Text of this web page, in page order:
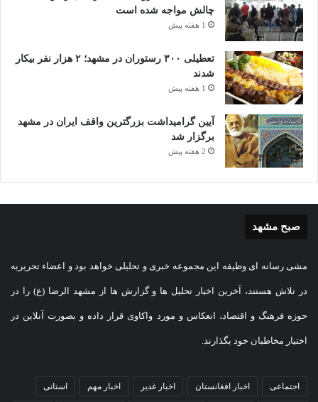
چالش مواجه شده است
1 هفته پیش
تعطیلی ۳۰۰ رستوران در مشهد؛ ۲ هزار نفر بیکار
شدند
1 هفته پیش
آیین گرامیداشت بزرگترین واقف ایران در مشهد
برگزار شد
2 هفته پیش
صبح مشهد
مشی رسانه ای وظیفه این مجموعه خبری و تحلیلی خواهد بود و اعضاء تحریریه
در تلاش هستند، آخرین اخبار تحلیل ها و گزارش ها از مشهد الرضا (ع) را در
حوزه فرهنگ و اقتصاد، انعکاس و مورد واکاوی قرار داده و بصورت آنلاین در
اختیار مخاطبان خود بگذارند.
اجتماعی اخبار افغانستان اخبار غدیر اخبار مهم استانی